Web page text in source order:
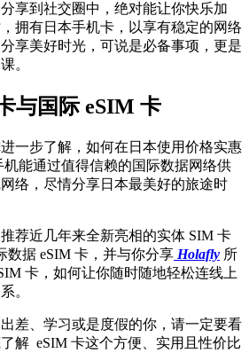
享到社交圈中，绝对能让你快乐加
拥有日本手机卡，以享有稳定的网络
享美好时光，可说是必备事项，更是
。
与国际 eSIM 卡
一步了解，如何在日本使用价格实惠
能通过值得信赖的国际数据网络供
络，尽情分享日本最美好的旅途时
荐近几年来全新亮相的实体 SIM 卡
据 eSIM 卡，并与你分享 Holafly 所
卡，如何让你随时随地轻松连线上
。
差、学习或是度假的你，请一定要看
解 eSIM 卡这个方便、实用且性价比